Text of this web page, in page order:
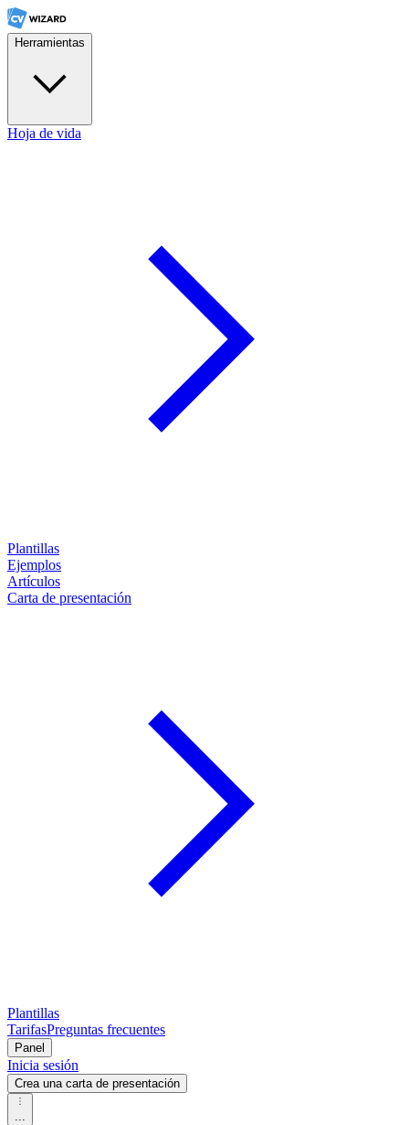
Herramientas
Hoja de vida
Plantillas
Ejemplos
Artículos
Carta de presentación
Plantillas
TarifasPreguntas frecuentes
Panel
Inicia sesión
Crea una carta de presentación
...